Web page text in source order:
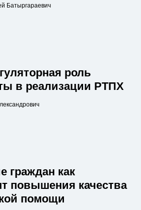
Батыргараевич
роль
в реализации РТПХ
граждан как
повышения качества
помощи